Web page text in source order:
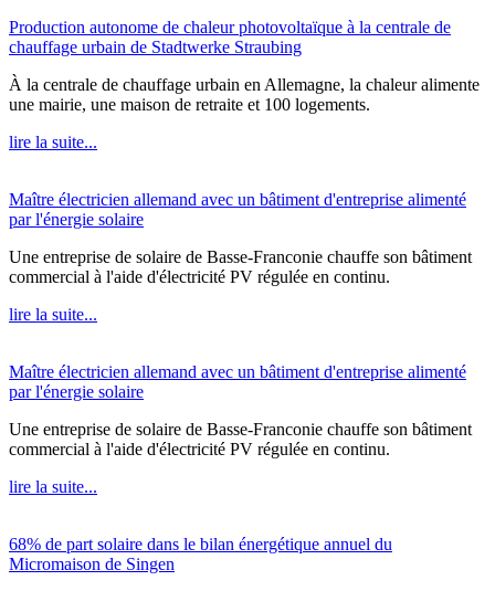
Production autonome de chaleur photovoltaïque à la centrale de
chauffage urbain de Stadtwerke Straubing
À la centrale de chauffage urbain en Allemagne, la chaleur alimente
une mairie, une maison de retraite et 100 logements.
lire la suite...
Maître électricien allemand avec un bâtiment d'entreprise alimenté
par l'énergie solaire
Une entreprise de solaire de Basse-Franconie chauffe son bâtiment
commercial à l'aide d'électricité PV régulée en continu.
lire la suite...
Maître électricien allemand avec un bâtiment d'entreprise alimenté
par l'énergie solaire
Une entreprise de solaire de Basse-Franconie chauffe son bâtiment
commercial à l'aide d'électricité PV régulée en continu.
lire la suite...
68% de part solaire dans le bilan énergétique annuel du
Micromaison de Singen